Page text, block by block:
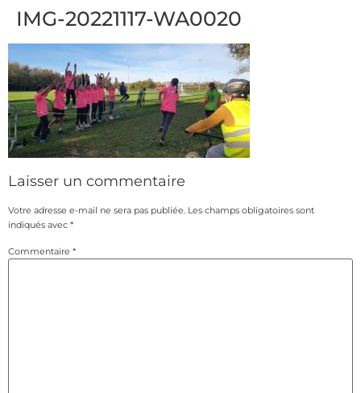
IMG-20221117-WA0020
Laisser un commentaire
Votre adresse e-mail ne sera pas publiée. Les champs obligatoires sont
indiqués avec *
Commentaire *